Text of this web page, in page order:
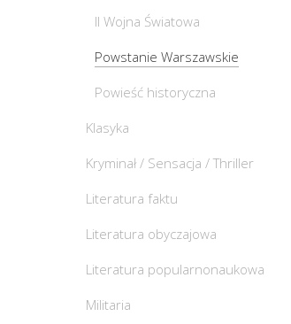
II Wojna Światowa
Powstanie Warszawskie
Powieść historyczna
Klasyka
Kryminał / Sensacja / Thriller
Literatura faktu
Literatura obyczajowa
Literatura popularnonaukowa
Militaria